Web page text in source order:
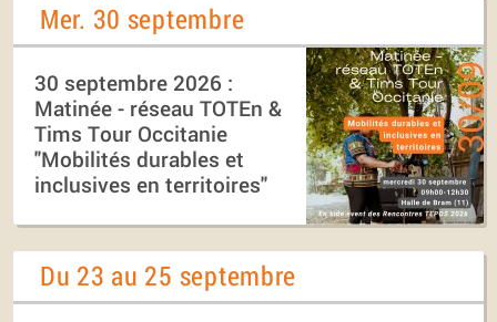
Mer. 30 septembre
30 septembre 2026 :
Matinée - réseau TOTEn &
Tims Tour Occitanie
"Mobilités durables et
inclusives en territoires"
Du 23 au 25 septembre